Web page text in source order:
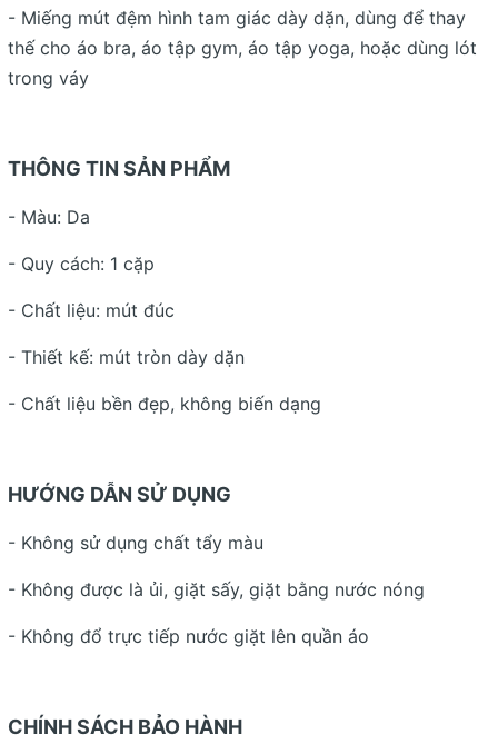
- Miếng mút đệm hình tam giác dày dặn, dùng để thay
thế cho áo bra, áo tập gym, áo tập yoga, hoặc dùng lót
trong váy
THÔNG TIN SẢN PHẨM
- Màu: Da
- Quy cách: 1 cặp
- Chất liệu: mút đúc
- Thiết kế: mút tròn dày dặn
- Chất liệu bền đẹp, không biến dạng
HƯỚNG DẪN SỬ DỤNG
- Không sử dụng chất tẩy màu
- Không được là ủi, giặt sấy, giặt bằng nước nóng
- Không đổ trực tiếp nước giặt lên quần áo
CHÍNH SÁCH BẢO HÀNH